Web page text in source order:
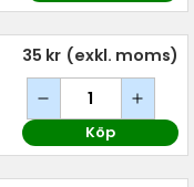
35 kr (exkl. moms)
Köp